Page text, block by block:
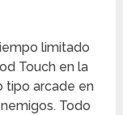
limitado
Touch en la
tipo arcade en
Todo